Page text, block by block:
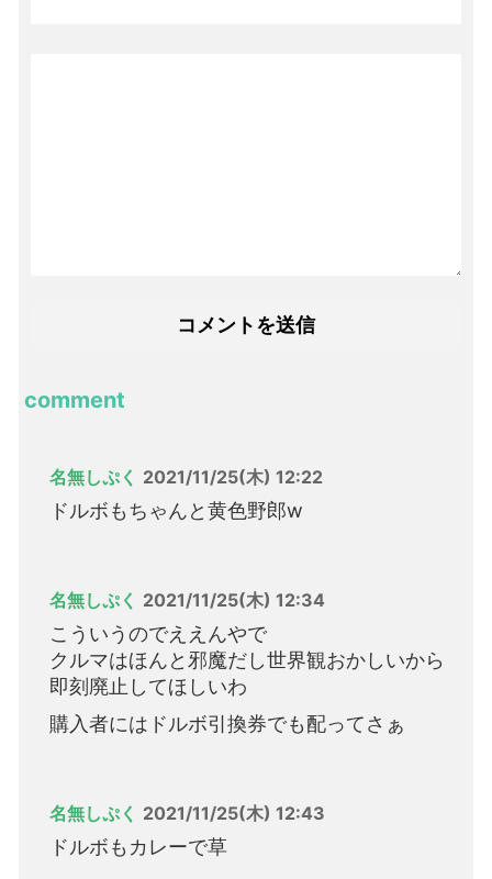
comment
名無しぷく 2021/11/25(木) 12:22
ドルボもちゃんと黄色野郎w
名無しぷく 2021/11/25(木) 12:34
こういうのでええんやで
クルマはほんと邪魔だし世界観おかしいから
即刻廃止してほしいわ
購入者にはドルボ引換券でも配ってさぁ
名無しぷく 2021/11/25(木) 12:43
ドルボもカレーで草